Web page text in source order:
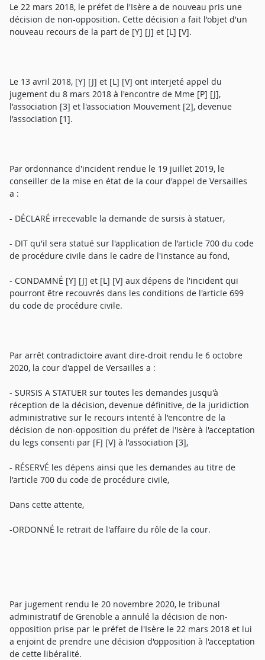
Le 22 mars 2018, le préfet de l'Isère a de nouveau pris une
décision de non-opposition. Cette décision a fait l'objet d'un
nouveau recours de la part de [Y] [J] et [L] [V].
Le 13 avril 2018, [Y] [J] et [L] [V] ont interjeté appel du
jugement du 8 mars 2018 à l'encontre de Mme [P] [J],
l'association [3] et l'association Mouvement [2], devenue
l'association [1].
Par ordonnance d'incident rendue le 19 juillet 2019, le
conseiller de la mise en état de la cour d'appel de Versailles
a :
- DÉCLARÉ irrecevable la demande de sursis à statuer,
- DIT qu'il sera statué sur l'application de l'article 700 du code
de procédure civile dans le cadre de l'instance au fond,
- CONDAMNÉ [Y] [J] et [L] [V] aux dépens de l'incident qui
pourront être recouvrés dans les conditions de l'article 699
du code de procédure civile.
Par arrêt contradictoire avant dire-droit rendu le 6 octobre
2020, la cour d'appel de Versailles a :
- SURSIS A STATUER sur toutes les demandes jusqu'à
réception de la décision, devenue définitive, de la juridiction
administrative sur le recours intenté à l'encontre de la
décision de non-opposition du préfet de l'Isère à l'acceptation
du legs consenti par [F] [V] à l'association [3],
- RÉSERVÉ les dépens ainsi que les demandes au titre de
l'article 700 du code de procédure civile,
Dans cette attente,
-ORDONNÉ le retrait de l'affaire du rôle de la cour.
Par jugement rendu le 20 novembre 2020, le tribunal
administratif de Grenoble a annulé la décision de non-
opposition prise par le préfet de l'Isère le 22 mars 2018 et lui
a enjoint de prendre une décision d'opposition à l'acceptation
de cette libéralité.